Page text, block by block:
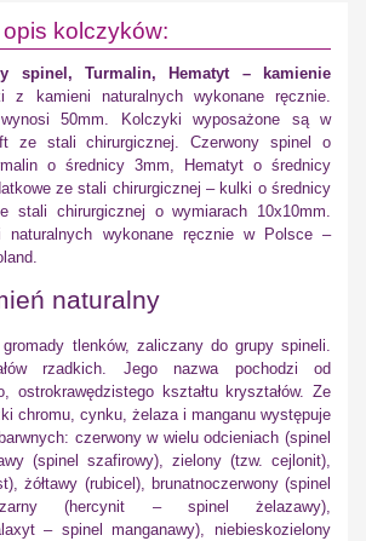
opis kolczyków:
spinel, Turmalin, Hematyt – kamienie
z kamieni naturalnych wykonane ręcznie.
wynosi 50mm. Kolczyki wyposażone są w
ze stali chirurgicznej. Czerwony spinel o
o średnicy 3mm, Hematyt o średnicy
ze stali chirurgicznej – kulki o średnicy
stali chirurgicznej o wymiarach 10x10mm.
naturalnych wykonane ręcznie w Polsce –
naturalny
tlenków, zaliczany do grupy spineli.
rzadkich. Jego nazwa pochodzi od
ostrokrawędzistego kształtu kryształów. Ze
chromu, cynku, żelaza i manganu występuje
czerwony w wielu odcieniach (spinel
(spinel szafirowy), zielony (tzw. cejlonit),
żółtawy (rubicel), brunatnoczerwony (spinel
(hercynit – spinel żelazawy),
– spinel manganawy), niebieskozielony